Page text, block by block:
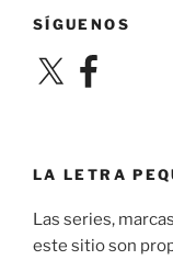
SÍGUENOS
X Facebook
LA LETRA
Las series,
este sitio son